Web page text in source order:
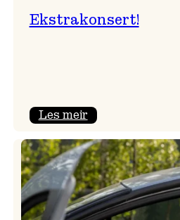
Ekstrakonsert!
Les meir: